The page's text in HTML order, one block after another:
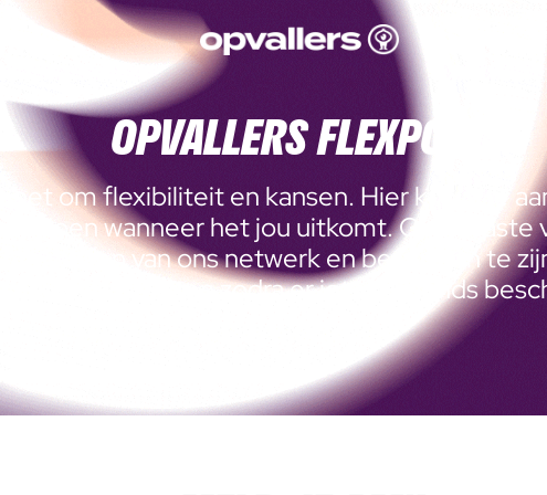
OPVALLERS FLEXPOOL
het om flexibiliteit en kansen. Hier kun je je
wanneer het jou uitkomt. Geen vaste
maken van ons netwerk en betrokken te
wij laten je weten zodra er iets passends